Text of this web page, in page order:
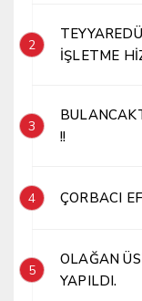
2
İŞLETME
3
!!
4 ÇORBACI
5
OLAĞAN
YAPILDI.